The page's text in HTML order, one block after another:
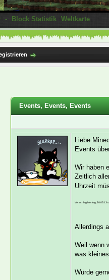
- Block Statistik Weltkarte
Events, Events, Events
Liebe
Events
Wir haben
Zeitlich
Uhrzeit
Vorschlag Montag, 20.05.13
Allerdings
Weil wenn
was
Würde